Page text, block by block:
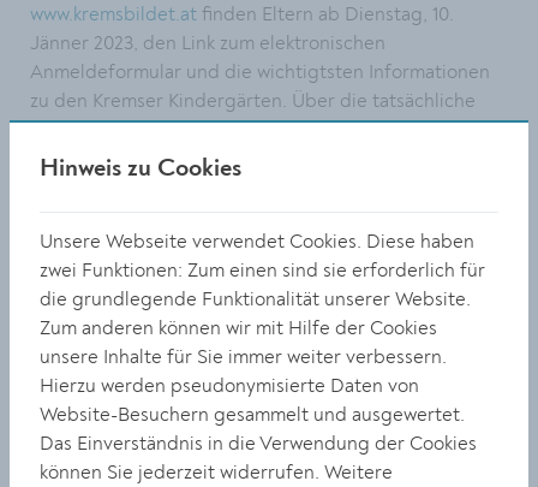
www.kremsbildet.at finden Eltern ab Dienstag, 10.
Jänner 2023, den Link zum elektronischen
Anmeldeformular und die wichtigtsten Informationen
zu den Kremser Kindergärten. Über die tatsächliche
Aufnahme in einen Kindergarten ab 4. September 2023
werden die Eltern bzw. Erziehungsberechtigten
Der Besuch des Kindergartens ist für alle ab
zweieinhalb Jahre möglich. Für Kinder, die zwischen 1.
September 2017 und 31. August 2018 geboren worden
sind, gilt dasverpflichtende Kindergartenjahr.
Nähere Informationen: Amt für Bildung:
bildung@krems.gv.at. T: 02732/801-341 oder 342.
TEILEN
Hinweis zu Cookies
Unsere Webseite verwendet Cookies. Diese haben
zwei Funktionen: Zum einen sind sie erforderlich für
die grundlegende Funktionalität unserer Website.
Zum anderen können wir mit Hilfe der Cookies
unsere Inhalte für Sie immer weiter verbessern.
Hierzu werden pseudonymisierte Daten von
Website-Besuchern gesammelt und ausgewertet.
Das Einverständnis in die Verwendung der Cookies
können Sie jederzeit widerrufen. Weitere